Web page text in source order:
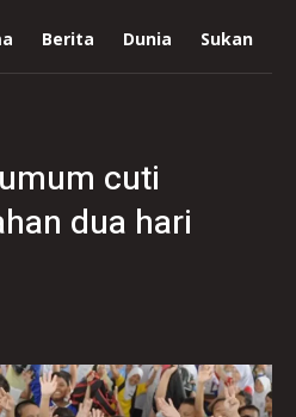
Berita Dunia Sukan
cuti
dua hari